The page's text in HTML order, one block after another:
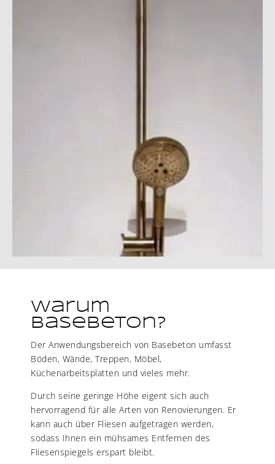
Warum
Basebeton?
Der Anwendungsbereich von Basebeton umfasst
Böden, Wände, Treppen, Möbel,
Küchenarbeitsplatten und vieles mehr.
Durch seine geringe Höhe eigent sich auch
hervorragend für alle Arten von Renovierungen. Er
kann auch über Fliesen aufgetragen werden,
sodass Ihnen ein mühsames Entfernen des
Fliesenspiegels erspart bleibt.